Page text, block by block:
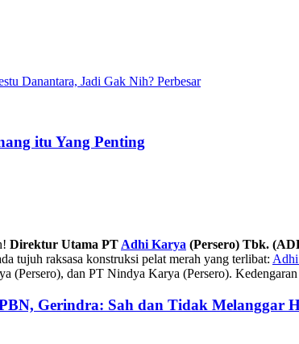
Perbesar
itu Yang Penting
Direktur Utama PT Adhi Karya (Persero) Tbk.
tujuh raksasa konstruksi pelat merah yang terlibat:
(Persero), dan PT Nindya Karya (Persero).
Gerindra: Sah dan Tidak Melanggar